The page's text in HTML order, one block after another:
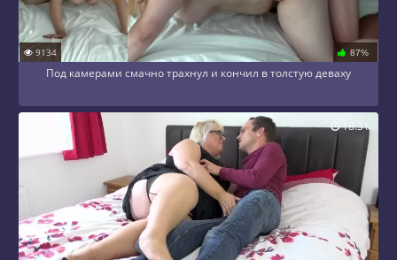
9134 87%
Под камерами смачно трахнул и кончил в толстую деваху
18:31